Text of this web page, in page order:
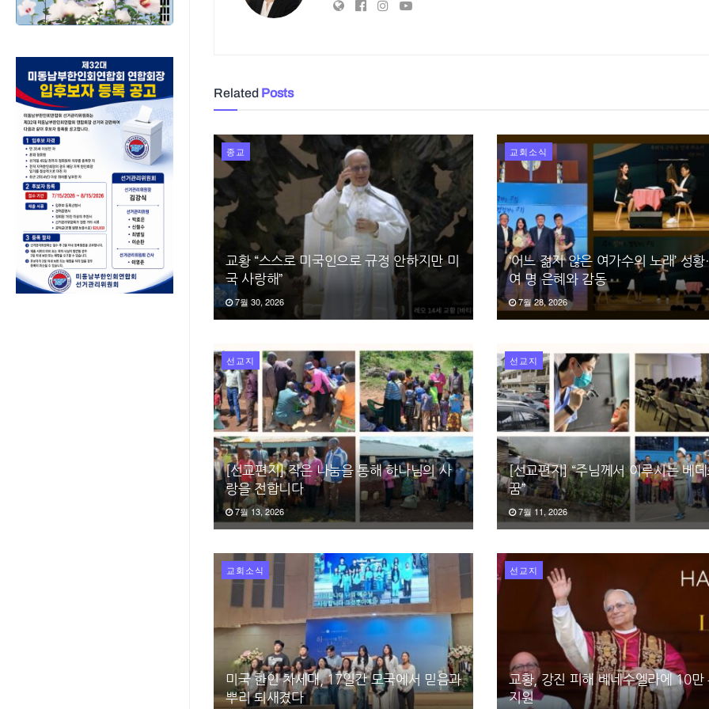
Related Posts
종교
교황 “스스로 미국인으로 규정 안하지만 미
국 사랑해”
7월 30, 2026
교회소식
‘어느 젊지 않은 여가수의 노래’ 성
여 명 은혜와 감동
7월 28, 2026
선교지
[선교편지] 작은 나눔을 통해 하나님의 사
랑을 전합니다
7월 13, 2026
선교지
[선교편지] “주님께서 이루시는 베
꿈”
7월 11, 2026
교회소식
미국 한인 차세대, 17일간 모국에서 믿음과
뿌리 되새겼다
선교지
교황, 강진 피해 베네수엘라에 10만
지원